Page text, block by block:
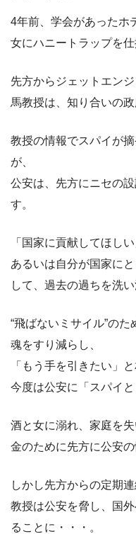
4年前、学会があったホ
女にハニートラップを仕
先方からジェットエン
馬教授は、知り合いの
教授の情報でスパイが
が、
公安は、先方にニセの
す。
「国家に貢献してほし
あるいは自分が国家に
して、過去の過ちを洗
“飛ばないミサイル”のた
魂をすり減らし、
「もう手を引きたい」
今度は公安に「スパイ
酒と女に溺れ、家庭を失
金のために先方に公安
しかし先方からの定期連
教授は公安を脅し、国
ることに・・・。